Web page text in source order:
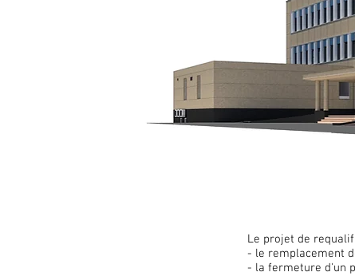
Le projet de
- le remplacement
- la fermeture d'un